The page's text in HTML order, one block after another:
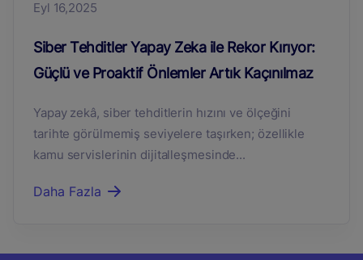
Eyl 16,2025
Siber Tehditler Yapay Zeka ile Rekor Kırıyor:
Güçlü ve Proaktif Önlemler Artık Kaçınılmaz
Yapay zekâ, siber tehditlerin hızını ve ölçeğini
tarihte görülmemiş seviyelere taşırken; özellikle
kamu servislerinin dijitalleşmesinde...
Daha Fazla